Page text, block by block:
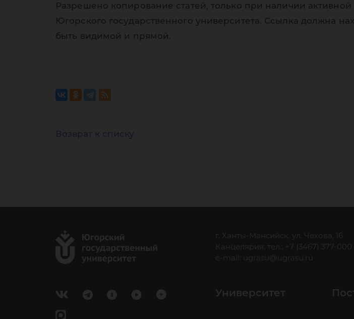
Разрешено копирование статей, только при наличии
Югорского государственного университета. Ссылка должна
быть видимой и прямой.
Возврат к списку
г. Ханты-Мансийск, ул. Чехова, 16
Канцелярия: тел.: +7 (3467) 377-000
e-mail:
ugrasu@ugrasu.ru
Университет